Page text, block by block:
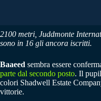
2100 metri, Juddmonte
sono in 16 gli ancora iscritti.
Baaeed sembra essere
parte dal secondo posto. Il
colori Shadwell Estate
vittorie.